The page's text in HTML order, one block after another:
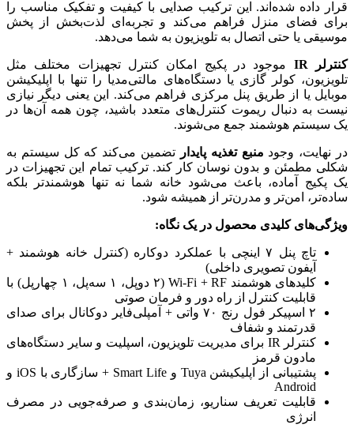
قرار داده شده‌اند. این ترکیب صدایی با کیفیت و تفکیک مناسب را
برای فضای منزل فراهم می‌کند و تجربه‌ای لذت‌بخش از پخش
موسیقی یا حتی اتصال به تلویزیون به شما می‌دهد.
کنترلر IR
موجود در پکیج امکان کنترل تجهیزات مختلف مثل
تلویزیون، کولر گازی یا دستگاه‌های مالتی‌مدیا را تنها با اپلیکیشن
موبایل یا از طریق پنل مرکزی فراهم می‌کند. این یعنی دیگر نیازی
نیست به دنبال ریموت کنترل‌های متعدد باشید، چون همه آن‌ها در
یک سیستم هوشمند جمع می‌شوند.
در نهایت، وجود منبع تغذیه پایدار
تضمین می‌کند که کل سیستم به
شکلی مطمئن و بدون نوسان کار کند. ترکیب تمام این تجهیزات در
یک پکیج آماده، باعث می‌شود خانه شما نه تنها هوشمندتر بلکه
ساده‌تر، امن‌تر و مدرن‌تر از همیشه شود.
ویژگی‌های کلیدی محصول در یک نگاه:
تاچ پنل ۷ اینچی با عملکرد دوکاره (کنترل خانه هوشمند +
آیفون تصویری داخلی)
کلیدهای هوشمند Wi-Fi + RF (۲ دوپل، ۱ سه‌پل، ۱ چهارپل) با
قابلیت کنترل از راه دور و فرمان صوتی
۲ اسپیکر فول رنج ۷۰ واتی + آمپلی‌فایر دوکانال برای صدای
قدرتمند و شفاف
کنترلر IR برای مدیریت تلویزیون، اسپلیت و سایر دستگاه‌های
مادون قرمز
پشتیبانی از اپلیکیشن Tuya و Smart Life + سازگاری با iOS و
Android
قابلیت تعریف سناریو، زمان‌بندی و صرفه‌جویی در مصرف
انرژی